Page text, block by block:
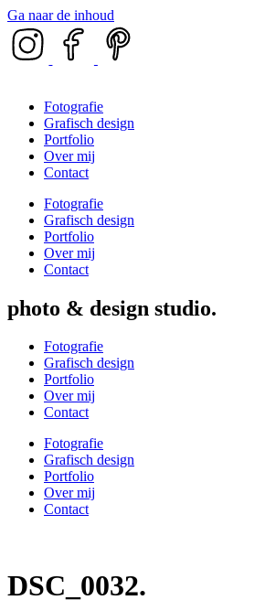
Ga naar de inhoud
Fotografie
Grafisch design
Portfolio
Over mij
Contact
Fotografie
Grafisch design
Portfolio
Over mij
Contact
photo & design studio
Fotografie
Grafisch design
Portfolio
Over mij
Contact
Fotografie
Grafisch design
Portfolio
Over mij
Contact
DSC_0032